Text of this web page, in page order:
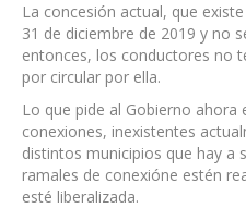
La concesión actual, que
31 de diciembre de 2019 y no
entonces, los conductores no
por circular por ella.
Lo que pide al Gobierno ahora
conexiones, inexistentes
distintos municipios que hay a
ramales de conexióne estén
esté liberalizada.